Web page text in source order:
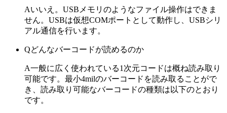
Aいいえ。USBメモリのようなファイル操作はできま
せん。USBは仮想COMポートとして動作し、USBシリ
アル通信を行います。
Qどんなバーコードが読めるのか
A一般に広く使われている1次元コードは概ね読み取り
可能です。最小4milのバーコードを読み取ることがで
き、読み取り可能なバーコードの種類は以下のとおり
です。